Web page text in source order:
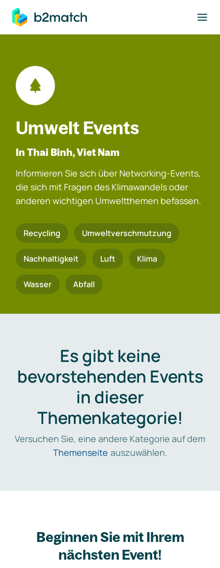
springen
Umwelt Events
In Thai Binh, Viet Nam
Informieren Sie sich über Networking-Events,
die sich mit Fragen des Klimawandels oder
anderen wichtigen Umweltthemen befassen.
Recycling Umweltverschmutzung
Nachhaltigkeit Luft Klima
Wasser Abfall
Es gibt keine
bevorstehenden Events
in dieser
Themenkategorie!
Versuchen Sie, eine andere Kategorie auf dem
Themenseite auszuwählen.
Beginnen Sie mit Ihrem
nächsten Event!